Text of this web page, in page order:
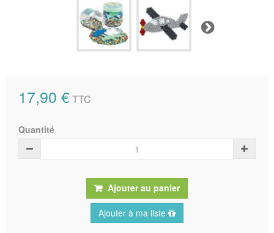
Suivant
17,90 €TTC
Quantité
Ajouter au panier
Ajouter à ma liste